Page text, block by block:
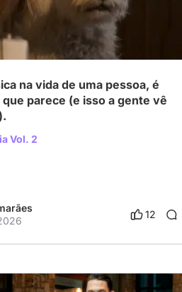
na vida de uma pessoa, é
parece (e isso a gente vê
Vol. 2
12